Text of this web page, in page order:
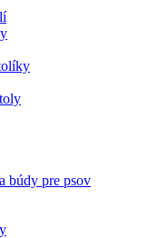
búdy pre psov